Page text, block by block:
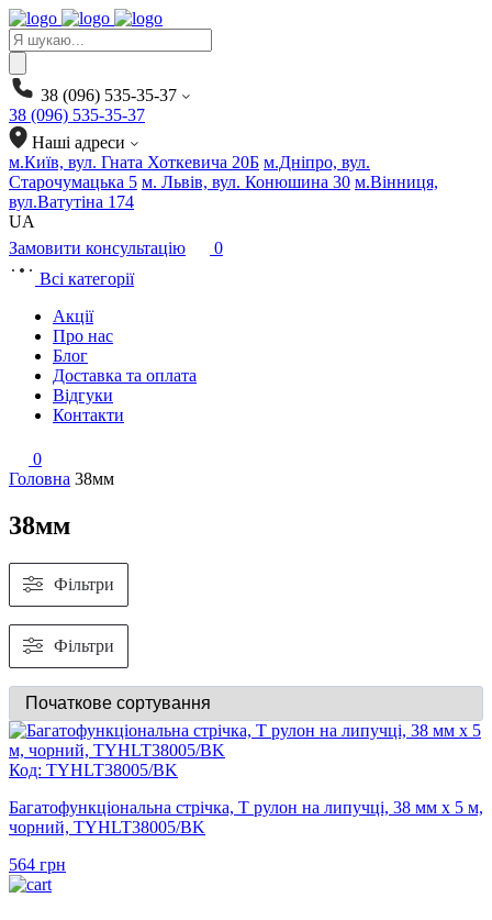
Products
search
38 (096) 535-35-37
38 (096) 535-35-37
Наші адреси
м.Київ, вул. Гната Хоткевича 20Б м.Дніпро, вул.
Старочумацька 5 м. Львів, вул. Конюшина 30 м.Вінниця,
вул.Ватутіна 174
UA
Замовити консультацію
0
Всі категорії
Акції
Про нас
Блог
Доставка та оплата
Відгуки
Контакти
0
Головна 38мм
38мм
Фільтри
Фільтри
Код: TYHLT38005/BK
Багатофункціональна стрічка, Т рулон на липучці, 38 мм х 5 м,
чорний, TYHLT38005/BK
564 грн